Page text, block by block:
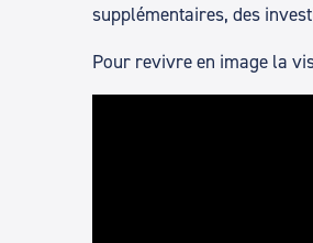
supplémentaires, des
Pour revivre en image la